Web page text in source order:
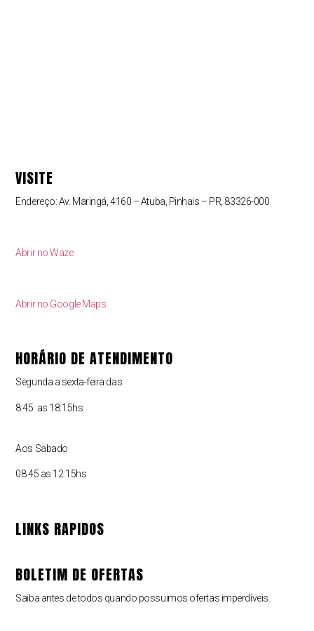
VISITE
Endereço: Av. Maringá, 4160 – Atuba, Pinhais – PR, 83326-000
Abrir no Waze
Abrir no Google Maps
HORÁRIO DE ATENDIMENTO
Segunda a sexta-feira das
8:45 as 18:15hs
Aos Sabado
08:45 as 12:15hs
LINKS RAPIDOS
BOLETIM DE OFERTAS
Saiba antes de todos quando possuimos ofertas imperdíveis.